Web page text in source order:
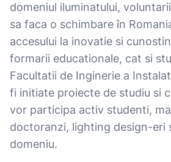
domeniul iluminatului,
sa faca o schimbare în
accesului la inovatie si
formarii educationale, cat si
Facultatii de Inginerie a
fi initiate proiecte de studiu si
vor participa activ studenti,
doctoranzi, lighting design-eri
domeniu.